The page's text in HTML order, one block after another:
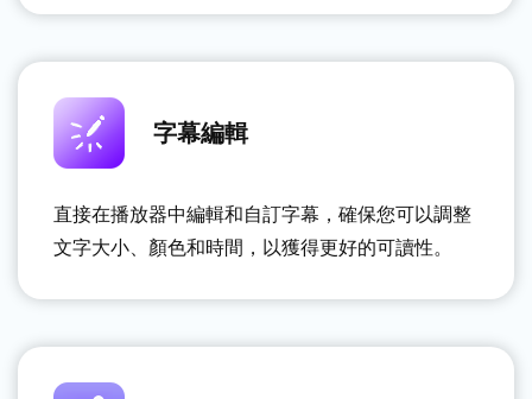
字幕編輯
直接在播放器中編輯和自訂字幕，確保您可以調整
文字大小、顏色和時間，以獲得更好的可讀性。